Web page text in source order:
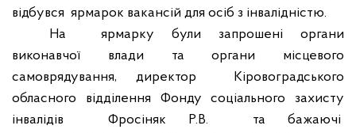
відбувся ярмарок вакансій для осіб з інвалідністю.
На
ярмарку були запрошені органи
виконавчої влади та органи місцевого
самоврядування, директор
Кіровоградського
обласного відділення Фонду соціального захисту
інвалідів
Фросіняк Р.В.
та бажаючі